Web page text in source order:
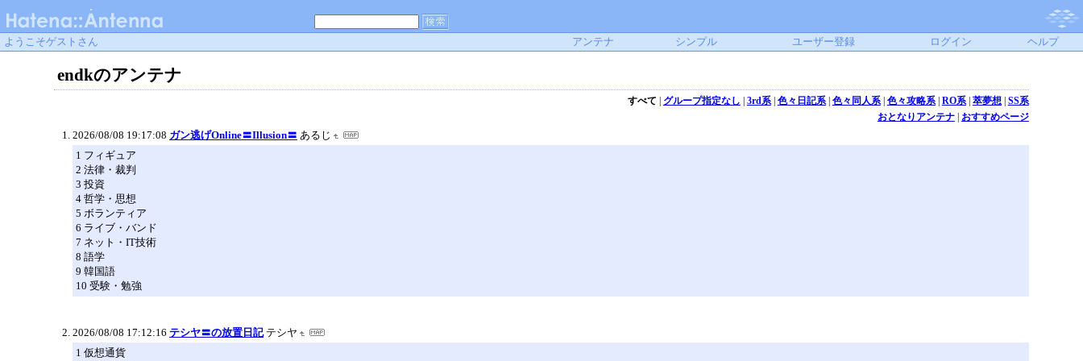
ようこそゲストさん アンテナ シンプル ユーザー登録 ログイン ヘルプ
endkのアンテナ
すべて グループ指定なし 3rd系| 色々日記系| 色々同人系| 色々攻略系| RO系| 萃夢想| SS系
おとなりアンテナ| おすすめページ
2026/08/08 19:17:08 ガン逃げOnline〓Illusion〓 あるじ
1 フィギュア
2 法律・裁判
3 投資
4 哲学・思想
5 ボランティア
6 ライブ・バンド
7 ネット・IT技術
8 語学
9 韓国語
10 受験・勉強
2026/08/08 17:12:16 テシヤ〓の放置日記 テシヤ
1 仮想通貨